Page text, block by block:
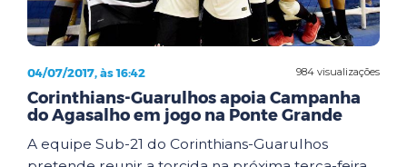
984 visualizações
04/07/2017, às 16:42
Corinthians-Guarulhos apoia Campanha
do Agasalho em jogo na Ponte Grande
A equipe Sub-21 do Corinthians-Guarulhos